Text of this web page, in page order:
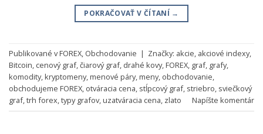
POKRAČOVAŤ V ČÍTANÍ →
Publikované vFOREX, Obchodovanie | Značky: akcie, akciové indexy,
Bitcoin, cenový graf,čiarový graf, drahé kovy,FOREX, graf, grafy,
komodity,kryptomeny,menové páry,meny, obchodovanie,
obchodujeme FOREX, otváracia cena, stĺpcový graf, striebro, sviečkový
graf,trh forex,typy grafov,uzatváracia cena, zlato Napíšte komentár